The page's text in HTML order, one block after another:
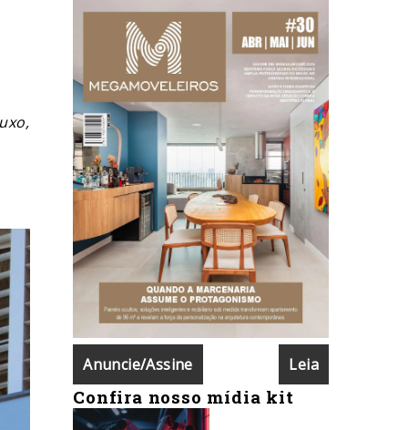
Anuncie/Assine Leia
Confira nosso mídia kit